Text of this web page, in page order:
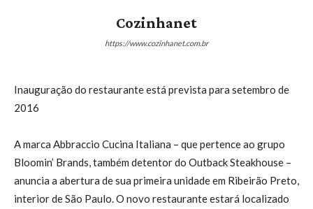
Cozinhanet
https://www.cozinhanet.com.br
Inauguração do restaurante está prevista para setembro de
2016
A marca Abbraccio Cucina Italiana – que pertence ao grupo
Bloomin’ Brands, também detentor do Outback Steakhouse –
anuncia a abertura de sua primeira unidade em Ribeirão Preto,
interior de São Paulo. O novo restaurante estará localizado